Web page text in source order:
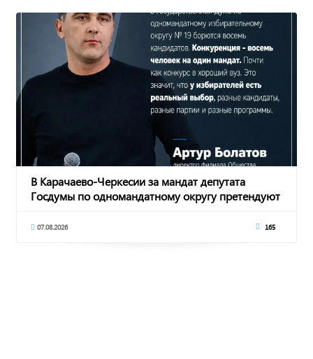
В Карачаево-Черкесии за мандат депутата
Госдумы по одномандатному округу претендуют
07.08.2026 165